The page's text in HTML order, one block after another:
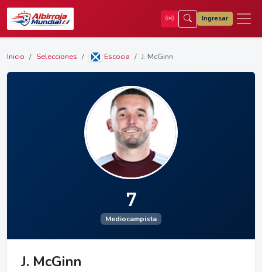
Ingresar
Inicio Selecciones Escocia J. McGinn
7
Mediocampista
J. McGinn